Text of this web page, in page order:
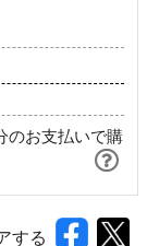
のお支払いで購
する